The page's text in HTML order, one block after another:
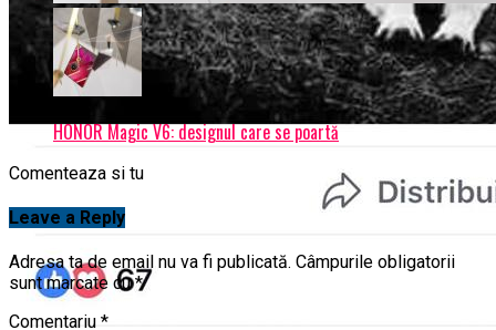
HONOR Magic V6: designul care se poartă
Comenteaza si tu
Leave a Reply
Adresa ta de email nu va fi publicată. Câmpurile obligatorii
sunt marcate cu*
Comentariu *